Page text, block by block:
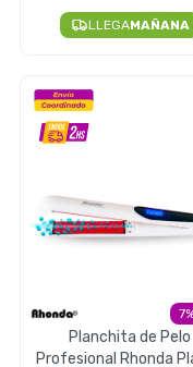
LLEGAMAÑANA
7
Planchita de Pelo
Profesional Rhonda
Bebés